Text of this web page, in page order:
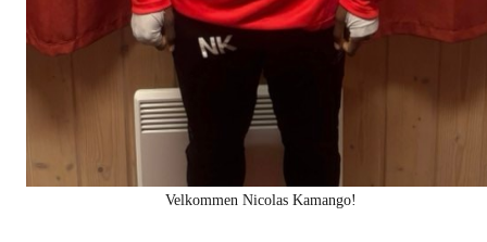
Velkommen Nicolas Kamango!